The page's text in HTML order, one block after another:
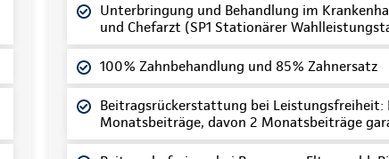
Unterbringung und Behandlung im
und Chefarzt (SP1 Stationärer
100% Zahnbehandlung und 85% Zahnersatz
Beitragsrückerstattung bei Leistungsfreiheit:
Monatsbeiträge, davon 2 Monatsbeiträge